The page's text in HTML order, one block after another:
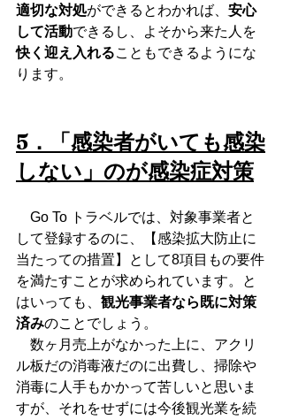
適切な対処ができるとわかれば、 安心
して活動できるし、よそから来た人を
快く迎え入れることもできるようにな
ります。
5．「感染者がいても感染
しない」のが感染症対策
Go To トラベルでは、対象事業者と
して登録するのに、【感染拡大防止に
当たっての措置】として8項目もの要件
を満たすことが求められています。と
はいっても、 観光事業者なら既に対策
済みのことでしょう。
数ヶ月売上がなかった上に、アクリ
ル板だの消毒液だのに出費し、掃除や
消毒に人手もかかって苦しいと思いま
すが、それをせずには今後観光業を続